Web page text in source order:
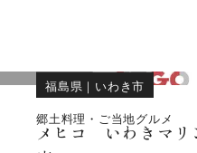
福島県 ｜ いわき市
郷土料理・ご当地グルメ
メヒコ いわきマリ